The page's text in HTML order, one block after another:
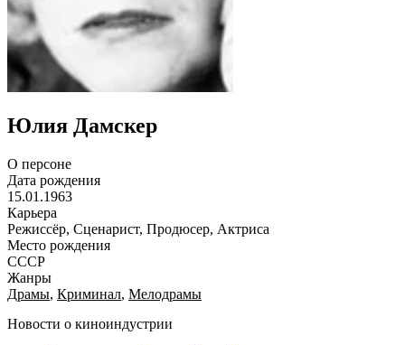
Юлия Дамскер
О персоне
Дата рождения
15.01.1963
Карьера
Режиссёр, Сценарист, Продюсер, Актриса
Место рождения
СССР
Жанры
Драмы, Криминал, Мелодрамы
Новости о киноиндустрии